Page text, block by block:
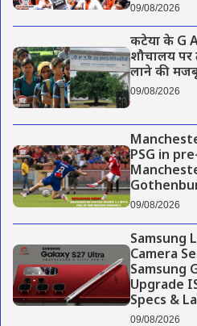
09/08/2026
कटेया के G
शौचालय पर
लाने की
09/08/2026
PSG in
09/08/2026
Samsung
Camera
Samsung
Upgrade
Specs &
09/08/2026